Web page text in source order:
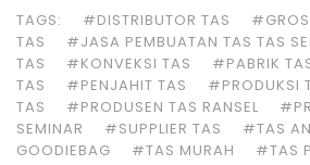
TAGS: #DISTRIBUTOR TAS
TAS
#JASA PEMBUATAN TAS TAS
TAS
#KONVEKSI TAS #PABRIK
TAS
#PENJAHIT TAS #PRODUKSI
TAS
#PRODUSEN TAS RANSEL
SEMINAR
#SUPPLIER TAS #TAS
GOODIEBAG
#TAS MURAH #TAS